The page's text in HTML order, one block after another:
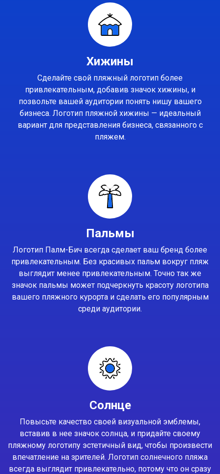
Хижины
Сделайте свой пляжный логотип более
привлекательным, добавив значок хижины, и
позвольте вашей аудитории понять нишу вашего
бизнеса. Логотип пляжной хижины — идеальный
вариант для представления бизнеса, связанного с
пляжем.
Пальмы
Логотип Палм-Бич всегда сделает ваш бренд более
привлекательным. Без красивых пальм вокруг пляж
выглядит менее привлекательным. Точно так же
значок пальмы может подчеркнуть красоту логотипа
вашего пляжного курорта и сделать его популярным
среди аудитории.
Солнце
Повысьте качество своей визуальной эмблемы,
вставив в нее значок солнца, и придайте своему
пляжному логотипу эстетичный вид, чтобы произвести
впечатление на зрителей. Логотип солнечного пляжа
всегда выглядит привлекательно, потому что он сразу